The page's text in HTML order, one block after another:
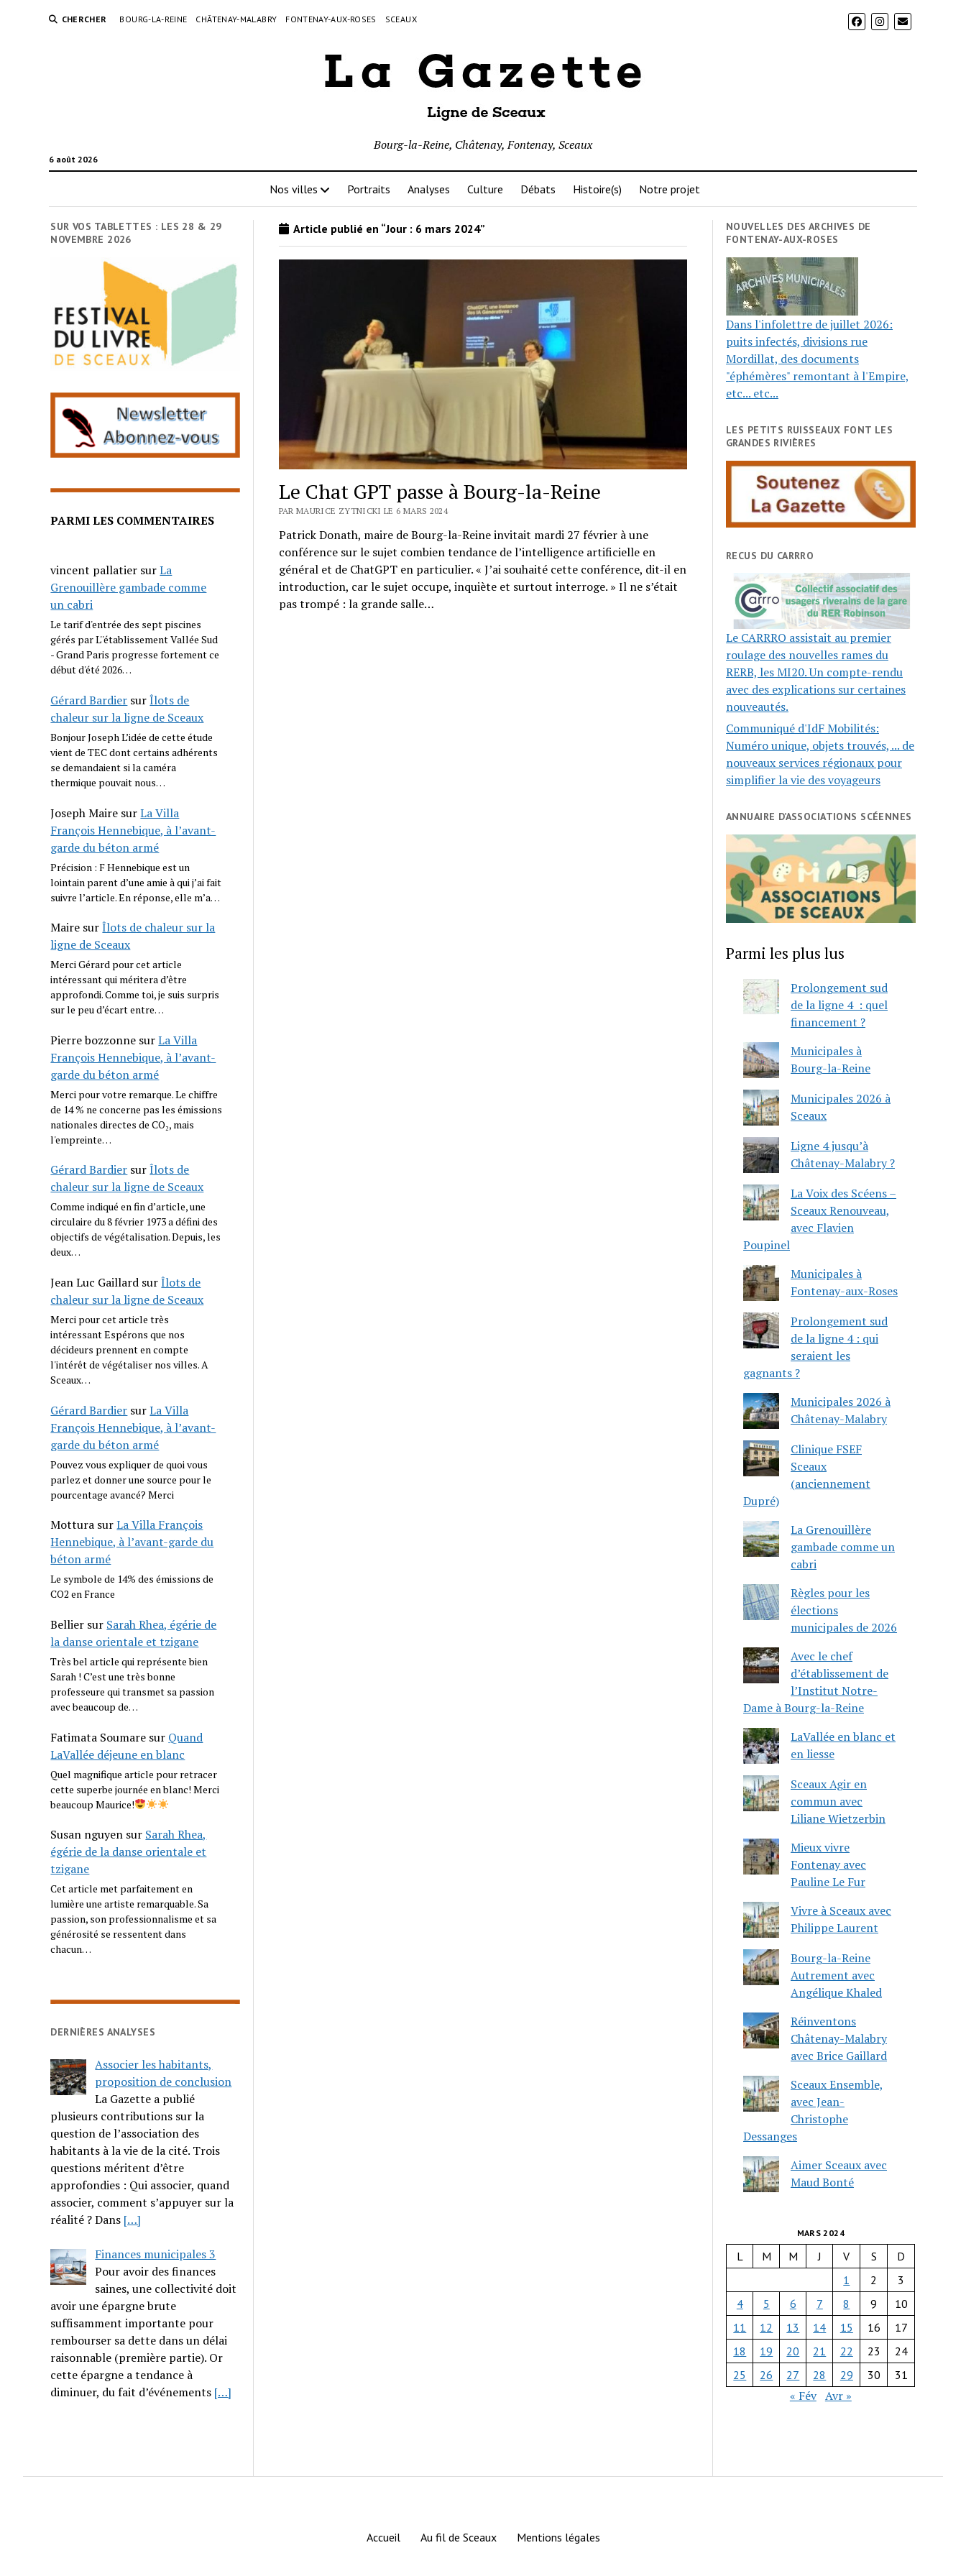
CHERCHER BOURG-LA-REINE CHÂTENAY-MALABRY FONTENAY-AUX-ROSES SCEAUX
6 août 2026
Bourg-la-Reine, Châtenay, Fontenay, Sceaux
Nos villes Portraits Analyses Culture Débats Histoire(s) Notre projet
SUR VOS TABLETTES : LES 28 & 29
NOVEMBRE 2026
PARMI LES COMMENTAIRES
vincent pallatier surLa
Grenouillère gambade comme
un cabri
Le tarif d'entrée des sept piscines
gérés par L''établissement Vallée Sud
- Grand Paris progresse fortement ce
début d'été 2026…
Gérard Bardier surÎlots de
chaleur sur la ligne de Sceaux
Bonjour Joseph L’idée de cette étude
vient de TEC dont certains adhérents
se demandaient si la caméra
thermique pouvait nous…
Joseph Maire surLa Villa
François Hennebique, à l’avant-
garde du béton armé
Précision : F Hennebique est un
lointain parent d’une amie à qui j’ai fait
suivre l’article. En réponse, elle m’a…
Maire surÎlots de chaleur sur la
ligne de Sceaux
Merci Gérard pour cet article
intéressant qui méritera d’être
approfondi. Comme toi, je suis surpris
sur le peu d’écart entre…
Pierre bozzonne surLa Villa
François Hennebique, à l’avant-
garde du béton armé
Merci pour votre remarque. Le chiffre
de 14 % ne concerne pas les émissions
nationales directes de CO₂, mais
l'empreinte…
Gérard Bardier surÎlots de
chaleur sur la ligne de Sceaux
Comme indiqué en fin d’article, une
circulaire du 8 février 1973 a défini des
objectifs de végétalisation. Depuis, les
deux…
Jean Luc Gaillard surÎlots de
chaleur sur la ligne de Sceaux
Merci pour cet article très
intéressant Espérons que nos
décideurs prennent en compte
l'intérêt de végétaliser nos villes. A
Sceaux…
Gérard Bardier surLa Villa
François Hennebique, à l’avant-
garde du béton armé
Pouvez vous expliquer de quoi vous
parlez et donner une source pour le
pourcentage avancé? Merci
Mottura surLa Villa François
Hennebique, à l’avant-garde du
béton armé
Le symbole de 14% des émissions de
CO2 en France
Bellier sur Sarah Rhea, égérie de
la danse orientale et tzigane
Très bel article qui représente bien
Sarah ! C’est une très bonne
professeure qui transmet sa passion
avec beaucoup de…
Fatimata Soumare sur Quand
LaVallée déjeune en blanc
Quel magnifique article pour retracer
cette superbe journée en blanc! Merci
beaucoup Maurice!
Susan nguyen sur Sarah Rhea,
égérie de la danse orientale et
tzigane
Cet article met parfaitement en
lumière une artiste remarquable. Sa
passion, son professionnalisme et sa
générosité se ressentent dans
chacun…
DERNIÈRES ANALYSES
Associer les habitants,
proposition de conclusion
La Gazette a publié
plusieurs contributions sur la
question de l’association des
habitants à la vie de la cité. Trois
questions méritent d’être
approfondies : Qui associer, quand
associer, comment s’appuyer sur la
réalité ? Dans […]
Finances municipales 3
Pour avoir des finances
saines, une collectivité doit
avoir une épargne brute
suffisamment importante pour
rembourser sa dette dans un délai
raisonnable (première partie). Or
cette épargne a tendance à
diminuer, du fait d’événements […]
Article publié en “Jour : 6 mars 2024”
Le Chat GPT passe à Bourg-la-Reine
PAR MAURICE ZYTNICKI LE 6 MARS 2024
Patrick Donath, maire de Bourg-la-Reine invitait mardi 27 février à une
conférence sur le sujet combien tendance de l’intelligence artificielle en
général et de ChatGPT en particulier. « J’ai souhaité cette conférence, dit-il en
introduction, car le sujet occupe, inquiète et surtout interroge. » Il ne s’était
pas trompé : la grande salle…
NOUVELLES DES ARCHIVES DE
FONTENAY-AUX-ROSES
Dans l'infolettre de juillet 2026:
puits infectés, divisions rue
Mordillat, des documents
"éphémères" remontant à l'Empire,
etc... etc...
LES PETITS RUISSEAUX FONT LES
GRANDES RIVIÈRES
RECUS DU CARRRO
Le CARRRO assistait au premier
roulage des nouvelles rames du
RERB, les MI20. Un compte-rendu
avec des explications sur certaines
nouveautés.
Communiqué d'IdF Mobilités:
Numéro unique, objets trouvés, ... de
nouveaux services régionaux pour
simplifier la vie des voyageurs
ANNUAIRE D’ASSOCIATIONS SCÉENNES
Parmi les plus lus
Prolongement sud
de la ligne 4 : quel
financement ?
Municipales à
Bourg-la-Reine
Municipales 2026 à
Sceaux
Ligne 4 jusqu’à
Châtenay-Malabry ?
La Voix des Scéens –
Sceaux Renouveau,
avec Flavien
Poupinel
Municipales à
Fontenay-aux-Roses
Prolongement sud
de la ligne 4 : qui
seraient les
gagnants ?
Municipales 2026 à
Châtenay-Malabry
Clinique FSEF
Sceaux
(anciennement
Dupré)
La Grenouillère
gambade comme un
cabri
Règles pour les
élections
municipales de 2026
Avec le chef
d’établissement de
l’Institut Notre-
Dame à Bourg-la-Reine
LaVallée en blanc et
en liesse
Sceaux Agir en
commun avec
Liliane Wietzerbin
Mieux vivre
Fontenay avec
Pauline Le Fur
Vivre à Sceaux avec
Philippe Laurent
Bourg-la-Reine
Autrement avec
Angélique Khaled
Réinventons
Châtenay-Malabry
avec Brice Gaillard
Sceaux Ensemble,
avec Jean-
Christophe
Dessanges
Aimer Sceaux avec
Maud Bonté
MARS 2024
L M M J V S
D
1
2
3
4
5 6 7 8 9
10
11
12 13 14 15 16
17
18
19 20 21 22 23
24
25
26 27 28 29 30 31
« Fév Avr »
Accueil Au fil de Sceaux Mentions légales